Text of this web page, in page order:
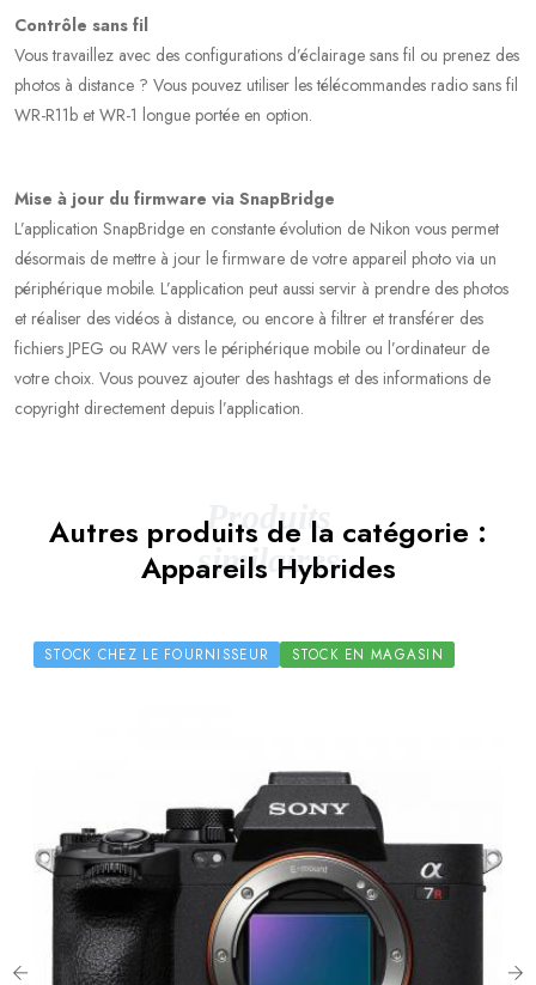
Contrôle sans fil
Vous travaillez avec des configurations d’éclairage sans fil ou prenez des
photos à distance ? Vous pouvez utiliser les télécommandes radio sans fil
WR-R11b et WR-1 longue portée en option.
Mise à jour du firmware via SnapBridge
L’application SnapBridge en constante évolution de Nikon vous permet
désormais de mettre à jour le firmware de votre appareil photo via un
périphérique mobile. L’application peut aussi servir à prendre des photos
et réaliser des vidéos à distance, ou encore à filtrer et transférer des
fichiers JPEG ou RAW vers le périphérique mobile ou l’ordinateur de
votre choix. Vous pouvez ajouter des hashtags et des informations de
copyright directement depuis l’application.
Produits
similaires
Autres produits de la catégorie :
Appareils Hybrides
STOCK CHEZ LE FOURNISSEUR STOCK EN MAGASIN